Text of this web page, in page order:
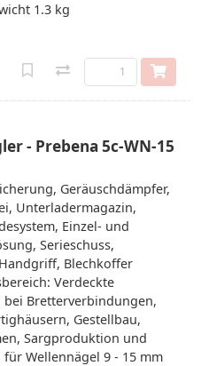
1.3 kg
- Prebena 5c-WN-15
Geräuschdämpfer,
Unterladermagazin,
Einzel- und
Serieschuss,
Blechkoffer
Verdeckte
bei Bretterverbindungen,
Gestellbau,
Sargproduktion und
für Wellennägel 9 - 15 mm